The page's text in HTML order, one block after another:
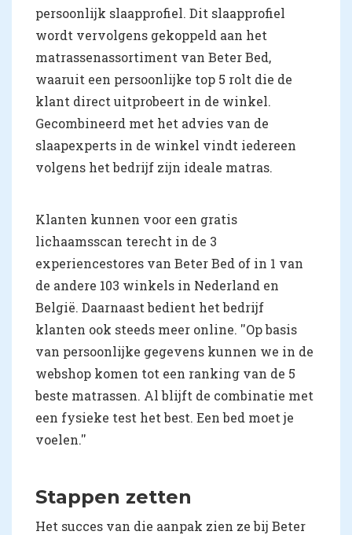
persoonlijk slaapprofiel. Dit slaapprofiel
wordt vervolgens gekoppeld aan het
matrassenassortiment van Beter Bed,
waaruit een persoonlijke top 5 rolt die de
klant direct uitprobeert in de winkel.
Gecombineerd met het advies van de
slaapexperts in de winkel vindt iedereen
volgens het bedrijf zijn ideale matras.
Klanten kunnen voor een gratis
lichaamsscan terecht in de 3
experiencestores van Beter Bed of in 1 van
de andere 103 winkels in Nederland en
België. Daarnaast bedient het bedrijf
klanten ook steeds meer online. ''Op basis
van persoonlijke gegevens kunnen we in de
webshop komen tot een ranking van de 5
beste matrassen. Al blijft de combinatie met
een fysieke test het best. Een bed moet je
voelen.''
Stappen zetten
Het succes van die aanpak zien ze bij Beter